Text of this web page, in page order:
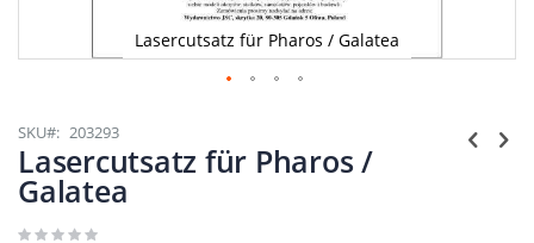
Lasercutsatz für Pharos / Galatea
Anfang
der
Bildgalerie
springen
SKU 203293
Lasercutsatz für Pharos /
Galatea